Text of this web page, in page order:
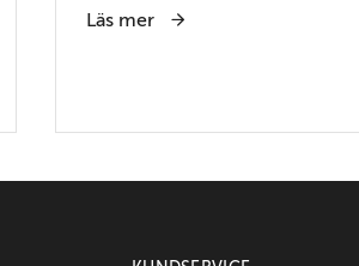
Läs mer